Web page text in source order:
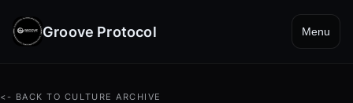
Groove Protocol Menu
<- BACK TO CULTURE ARCHIVE